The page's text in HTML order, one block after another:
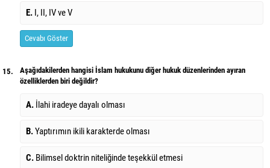
E. I, II, IV ve V
Cevabı Göster
15.
Aşağıdakilerden hangisi İslam hukukunu diğer hukuk düzenlerinden ayıran
özelliklerden biri değildir?
A. İlahi iradeye dayalı olması
B.Yaptırımın ikili karakterde olması
C. Bilimsel doktrin niteliğinde teşekkül etmesi